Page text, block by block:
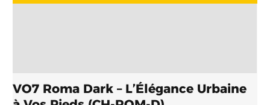
VO7 Roma Dark – L’Élégance Urbaine